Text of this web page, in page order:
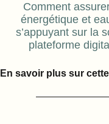
Comment
énergétique et
s’appuyant sur la
plateforme
En savoir plus sur